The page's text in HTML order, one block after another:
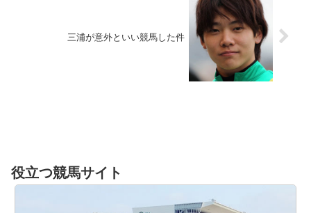
三浦が意外といい競馬した件
役立つ競馬サイト